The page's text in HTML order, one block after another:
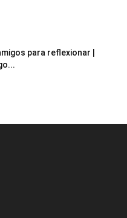
para reflexionar |